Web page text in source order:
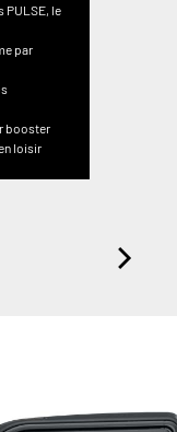
PULSE, le
par
booster
loisir